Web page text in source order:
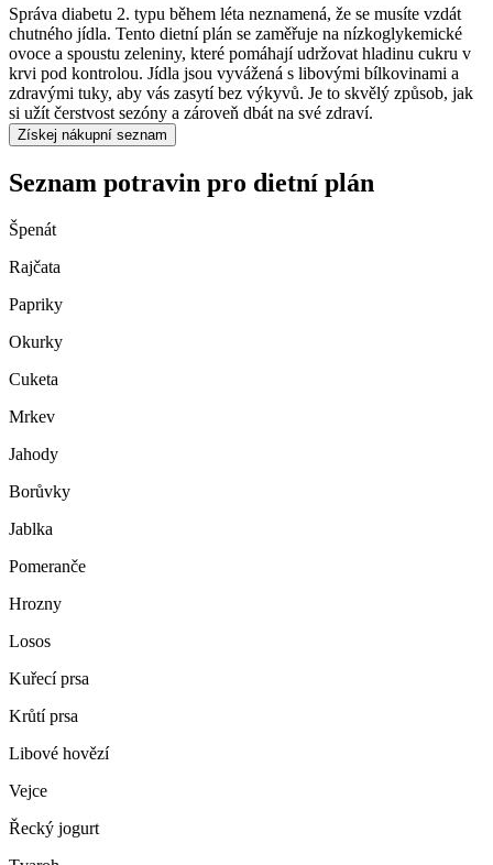
Správa diabetu 2. typu během léta neznamená, že se musíte vzdát
chutného jídla. Tento dietní plán se zaměřuje na nízkoglykemické
ovoce a spoustu zeleniny, které pomáhají udržovat hladinu cukru v
krvi pod kontrolou. Jídla jsou vyvážená s libovými bílkovinami a
zdravými tuky, aby vás zasytí bez výkyvů. Je to skvělý způsob, jak
si užít čerstvost sezóny a zároveň dbát na své zdraví.
Získej nákupní seznam
Seznam potravin pro dietní plán
Špenát
Rajčata
Papriky
Okurky
Cuketa
Mrkev
Jahody
Borůvky
Jablka
Pomeranče
Hrozny
Losos
Kuřecí prsa
Krůtí prsa
Libové hovězí
Vejce
Řecký jogurt